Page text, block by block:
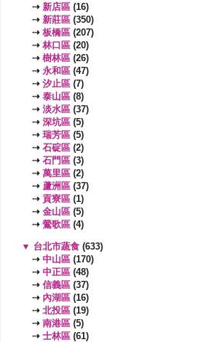
⇢ 新店區 (16)
⇢ 新莊區 (350)
⇢ 板橋區 (207)
⇢ 林口區 (20)
⇢ 樹林區 (26)
⇢ 永和區 (47)
⇢ 汐止區 (7)
⇢ 泰山區 (8)
⇢ 淡水區 (37)
⇢ 深坑區 (5)
⇢ 瑞芳區 (5)
⇢ 石碇區 (2)
⇢ 石門區 (3)
⇢ 萬里區 (2)
⇢ 蘆洲區 (37)
⇢ 貢寮區 (1)
⇢ 金山區 (5)
⇢ 鶯歌區 (4)
▼ 台北市蔬食 (633)
⇢ 中山區 (170)
⇢ 中正區 (48)
⇢ 信義區 (37)
⇢ 內湖區 (16)
⇢ 北投區 (19)
⇢ 南港區 (5)
⇢ 士林區 (61)